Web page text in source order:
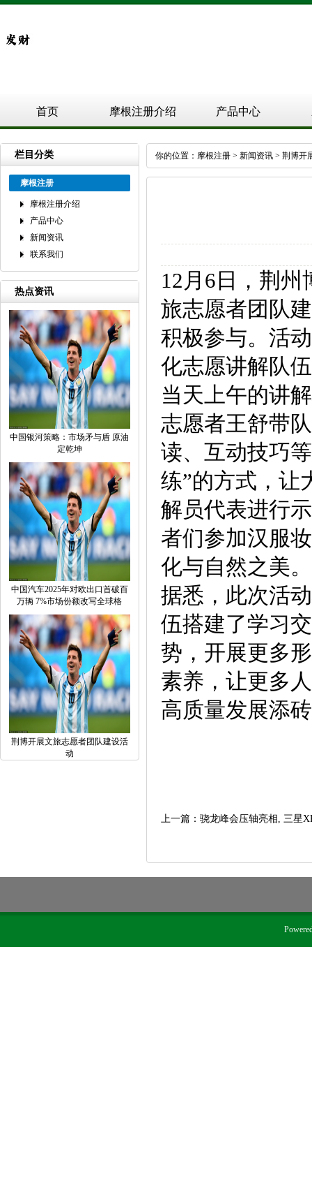
首页 摩根注册介绍 产品中心
栏目分类
摩根注册
摩根注册介绍
产品中心
新闻资讯
联系我们
热点资讯
中国银河策略：市场矛与盾 原油
定乾坤
中国汽车2025年对欧出口首破百
万辆 7%市场份额改写全球格
荆博开展文旅志愿者团队建设活
动
你的位置： 摩根注册 > 新闻资讯 > 荆博开
12月6日，荆
旅志愿者团队
积极参与。活
化志愿讲解队
当天上午的讲
志愿者王舒带
读、互动技巧
练”的方式，让
解员代表进行
者们参加汉服
化与自然之美。
据悉，此次活
伍搭建了学习
势，开展更多
素养，让更多
高质量发展添
上一篇： 骁龙峰会压轴亮相, 三星